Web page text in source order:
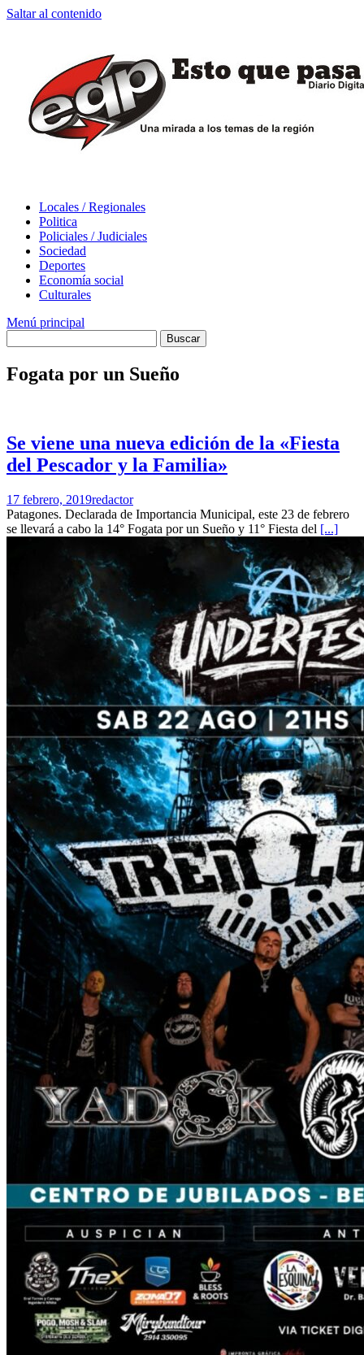
Saltar al contenido
Locales / Regionales
Politica
Policiales / Judiciales
Sociedad
Deportes
Economía social
Culturales
Menú principal
Fogata por un Sueño
Se viene una nueva edición de la «Fiesta
del Pescador y la Familia»
17 febrero, 2019redactor
Patagones. Declarada de Importancia Municipal, este 23 de febrero
se llevará a cabo la 14° Fogata por un Sueño y 11° Fiesta del [...]